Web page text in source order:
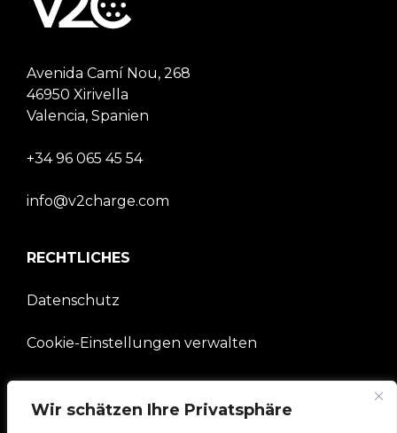
Wir schätzen Ihre Privatsphäre
Avenida Camí Nou, 268
46950 Xirivella
Valencia, Spanien
+34 96 065 45 54
info@v2charge.com
RECHTLICHES
Datenschutz
Cookie-Einstellungen verwalten
UNTERNEHMEN